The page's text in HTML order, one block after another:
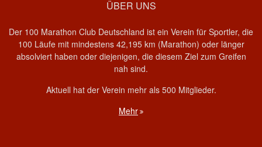
ÜBER UNS
Der 100 Marathon Club Deutschland ist ein Verein für Sportler, die
100 Läufe mit mindestens 42,195 km (Marathon) oder länger
absolviert haben oder diejenigen, die diesem Ziel zum Greifen
nah sind.
Aktuell hat der Verein mehr als 500 Mitglieder.
Mehr